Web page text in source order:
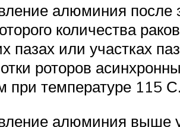
алюминия после
количества
пазах или участках
роторов
температуре 115
алюминия выше